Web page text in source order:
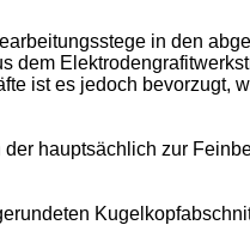
in den
dem
ist es jedoch bevorzugt,
hauptsächlich zur